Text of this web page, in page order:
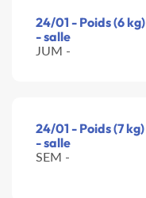
24/01 - Poids (6 kg)
- salle
JUM -
24/01 - Poids (7 kg)
- salle
SEM -